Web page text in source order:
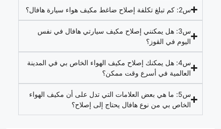
س2: كم تبلغ تكلفة إصلاح ضاغط مكيف هواء سيارة هافال؟
س3: هل يمكنني إصلاح مكيف سيارتي هافال في نفس
اليوم في القوز؟
س4: هل يمكنك إصلاح مكيف الهواء الخاص بي في المدينة
العالمية في أسرع وقت ممكن؟
س5: ما هي بعض العلامات التي تدل على أن مكيف الهواء
الخاص بي من نوع هافال يحتاج إلى إصلاح؟